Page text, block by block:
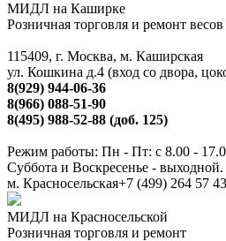
МИДЛ на Каширке
Розничная торговля и ремонт
115409, г. Москва, м. Каширская
ул. Кошкина д.4 (вход со двора,
8(929) 944-06-36
8(966) 088-51-90
8(495) 988-52-88 (доб. 125)
Режим работы: Пн - Пт: с 8.00 -
Суббота и Воскресенье - выходной.
м. Красносельская+7 (499) 264 57 43
МИДЛ на Красносельской
Розничная торговля и ремонт